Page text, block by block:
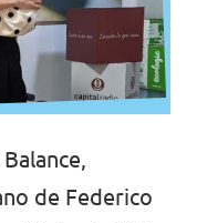
de Federico